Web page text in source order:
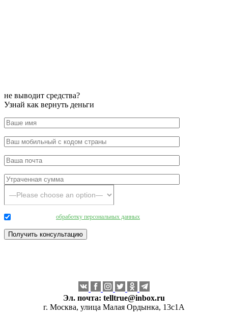
не выводит средства?
Узнай как вернуть деньги
обработку персональных данных
Эл. почта: telltrue@inbox.ru
г. Москва, улица Малая Ордынка, 13с1А